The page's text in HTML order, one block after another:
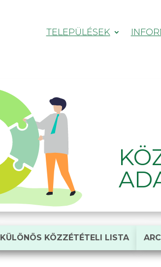
TELEPÜLÉSEK
KÜLÖNÖS KÖZZÉTÉTELI LISTA